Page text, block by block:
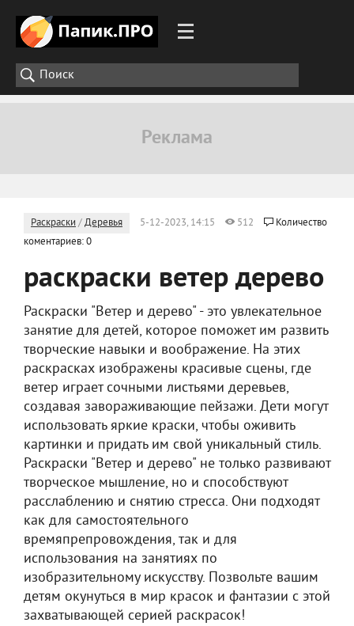
Раскраски /Деревья 5-12-2023, 14:15 512
Количество
коментариев: 0
раскраски ветер дерево
Раскраски "Ветер и дерево" - это увлекательное
занятие для детей, которое поможет им развить
творческие навыки и воображение. На этих
раскрасках изображены красивые сцены, где
ветер играет сочными листьями деревьев,
создавая завораживающие пейзажи. Дети могут
использовать яркие краски, чтобы оживить
картинки и придать им свой уникальный стиль.
Раскраски "Ветер и дерево" не только развивают
творческое мышление, но и способствуют
расслаблению и снятию стресса. Они подходят
как для самостоятельного
времяпрепровождения, так и для
использования на занятиях по
изобразительному искусству. Позвольте вашим
детям окунуться в мир красок и фантазии с этой
захватывающей серией раскрасок!